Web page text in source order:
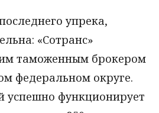
упрека,
«Сотранс»
таможенным брокером
федеральном округе.
успешно функционирует